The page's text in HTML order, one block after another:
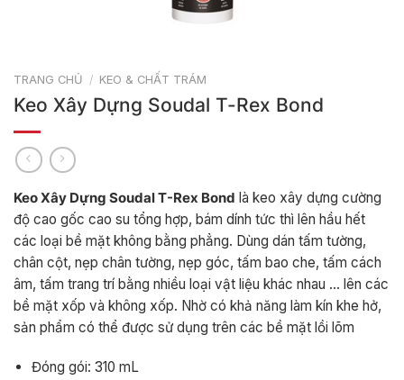
TRANG CHỦ / KEO & CHẤT TRÁM
Keo Xây Dựng Soudal T-Rex Bond
Keo Xây Dựng Soudal T-Rex Bond là keo xây dựng cường
độ cao gốc cao su tổng hợp, bám dính tức thì lên hầu hết
các loại bề mặt không bằng phẳng. Dùng dán tấm tường,
chân cột, nẹp chân tường, nẹp góc, tấm bao che, tấm cách
âm, tấm trang trí bằng nhiều loại vật liệu khác nhau … lên các
bề mặt xốp và không xốp. Nhờ có khả năng làm kín khe hở,
sản phẩm có thể được sử dụng trên các bề mặt lồi lõm
Đóng gói: 310 mL